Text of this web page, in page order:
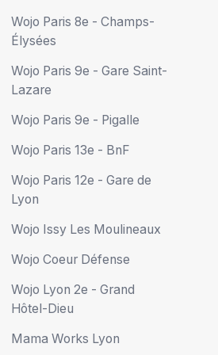
Wojo Paris 8e - Champs-
Élysées
Wojo Paris 9e - Gare Saint-
Lazare
Wojo Paris 9e - Pigalle
Wojo Paris 13e - BnF
Wojo Paris 12e - Gare de
Lyon
Wojo Issy Les Moulineaux
Wojo Coeur Défense
Wojo Lyon 2e - Grand
Hôtel-Dieu
Mama Works Lyon